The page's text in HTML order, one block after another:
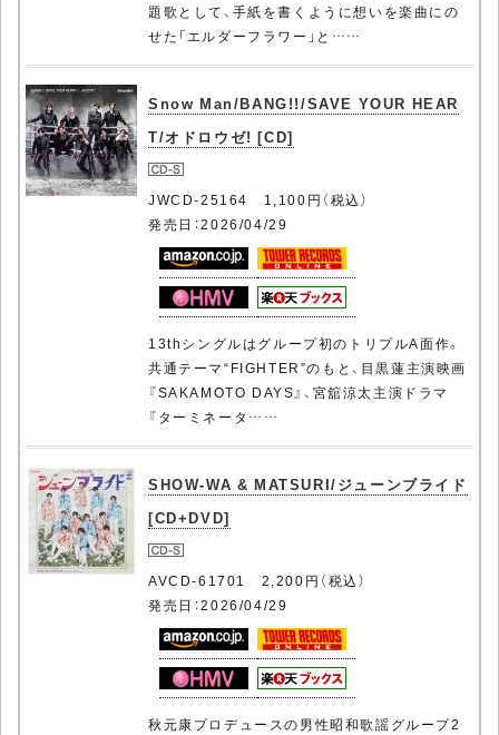
題歌として、手紙を書くように想いを楽曲にの
せた「エルダーフラワー」と……
Snow Man/BANG!!/SAVE YOUR HEAR
T/オドロウゼ! [CD]
JWCD-25164 1,100円（税込）
発売日：2026/04/29
13thシングルはグループ初のトリプルA面作。
共通テーマ“FIGHTER”のもと、目黒蓮主演映画
『SAKAMOTO DAYS』、宮舘涼太主演ドラマ
『ターミネータ……
SHOW-WA & MATSURI/ジューンブライド
[CD+DVD]
AVCD-61701 2,200円（税込）
発売日：2026/04/29
秋元康プロデュースの男性昭和歌謡グループ2